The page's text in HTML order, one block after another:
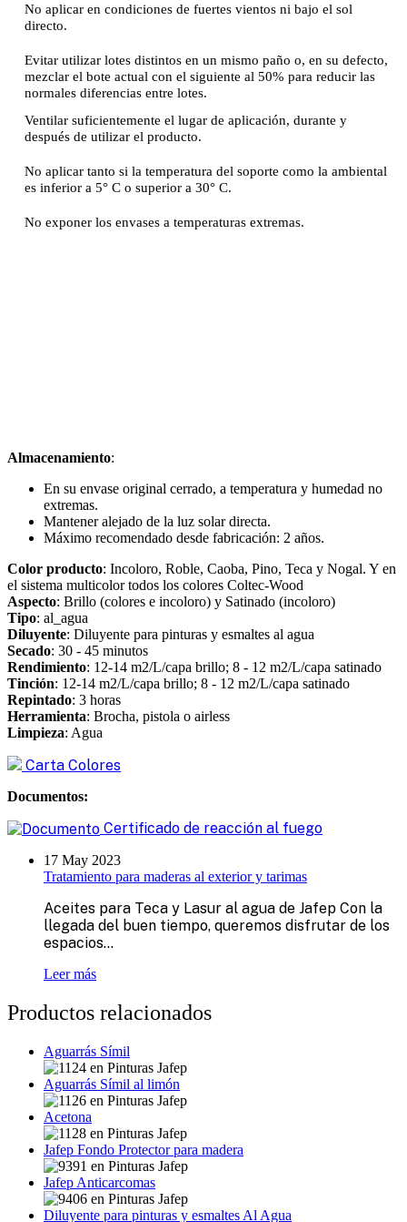
No aplicar en condiciones de fuertes vientos ni bajo el sol
directo.
Evitar utilizar lotes distintos en un mismo paño o, en su defecto,
mezclar el bote actual con el siguiente al 50% para reducir las
normales diferencias entre lotes.
Ventilar suficientemente el lugar de aplicación, durante y
después de utilizar el producto.
No aplicar tanto si la temperatura del soporte como la ambiental
es inferior a 5° C o superior a 30° C.
No exponer los envases a temperaturas extremas.
Almacenamiento:
En su envase original cerrado, a temperatura y humedad no
extremas.
Mantener alejado de la luz solar directa.
Máximo recomendado desde fabricación: 2 años.
Color producto: Incoloro, Roble, Caoba, Pino, Teca y Nogal. Y en
el sistema multicolor todos los colores Coltec-Wood
Aspecto: Brillo (colores e incoloro) y Satinado (incoloro)
Tipo: al_agua
Diluyente: Diluyente para pinturas y esmaltes al agua
Secado: 30 - 45 minutos
Rendimiento: 12-14 m2/L/capa brillo; 8 - 12 m2/L/capa satinado
Tinción: 12-14 m2/L/capa brillo; 8 - 12 m2/L/capa satinado
Repintado: 3 horas
Herramienta: Brocha, pistola o airless
Limpieza: Agua
Carta Colores
Documentos:
Certificado de reacción al fuego
17 May 2023
Tratamiento para maderas al exterior y tarimas
Aceites para Teca y Lasur al agua de Jafep Con la
llegada del buen tiempo, queremos disfrutar de los
espacios...
Leer más
Productos relacionados
Aguarrás Símil
Aguarrás Símil al limón
Acetona
Jafep Fondo Protector para madera
Jafep Anticarcomas
Diluyente para pinturas y esmaltes Al Agua